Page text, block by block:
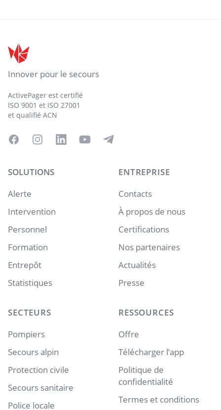
Innover pour le secours
ActivePager est certifié
ISO 9001 et ISO 27001
et qualifié ACN
FacebookInstagramLinkedInYouTubeTelegram
SOLUTIONS
Alerte
Intervention
Personnel
Formation
Entrepôt
Statistiques
SECTEURS
Pompiers
Secours alpin
Protection civile
Secours sanitaire
Police locale
ENTREPRISE
Contacts
À propos de nous
Certifications
Nos partenaires
Actualités
Presse
RESSOURCES
Offre
Télécharger l’app
Politique de
confidentialité
Termes et conditions